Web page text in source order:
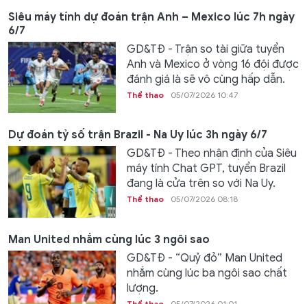
Siêu máy tính dự đoán trận Anh – Mexico lúc 7h ngày
6/7
GD&TĐ - Trận so tài giữa tuyển
Anh và Mexico ở vòng 16 đội được
đánh giá là sẽ vô cùng hấp dẫn.
Thể thao 05/07/2026 10:47
Dự đoán tỷ số trận Brazil - Na Uy lúc 3h ngày 6/7
GD&TĐ - Theo nhận định của Siêu
máy tính Chat GPT, tuyển Brazil
đang là cửa trên so với Na Uy.
Thể thao 05/07/2026 08:18
Man United nhắm cùng lúc 3 ngôi sao
GD&TĐ - “Quỷ đỏ” Man United
nhắm cùng lúc ba ngôi sao chất
lượng.